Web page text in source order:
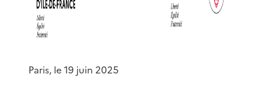
Paris, le 19 juin 2025